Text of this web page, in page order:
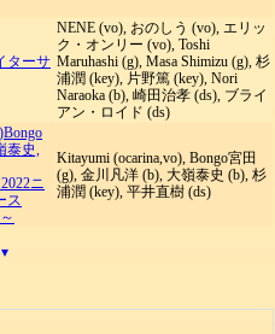
ターサ
NENE (vo), おのしう (vo), エリッ
ク・オンリー (vo), Toshi
Maruhashi (g), Masa Shimizu (g), 杉
浦潤 (key), 片野篤 (key), Nori
Naraoka (b), 崎田治孝 (ds), ブライ
アン・ロイド (ds)
泰史,
ニ
ス
Kitayumi (ocarina,vo), Bongo宮田
(g), 金川凡洋 (b), 大嶺泰史 (b), 杉
浦潤 (key), 平井直樹 (ds)
▾